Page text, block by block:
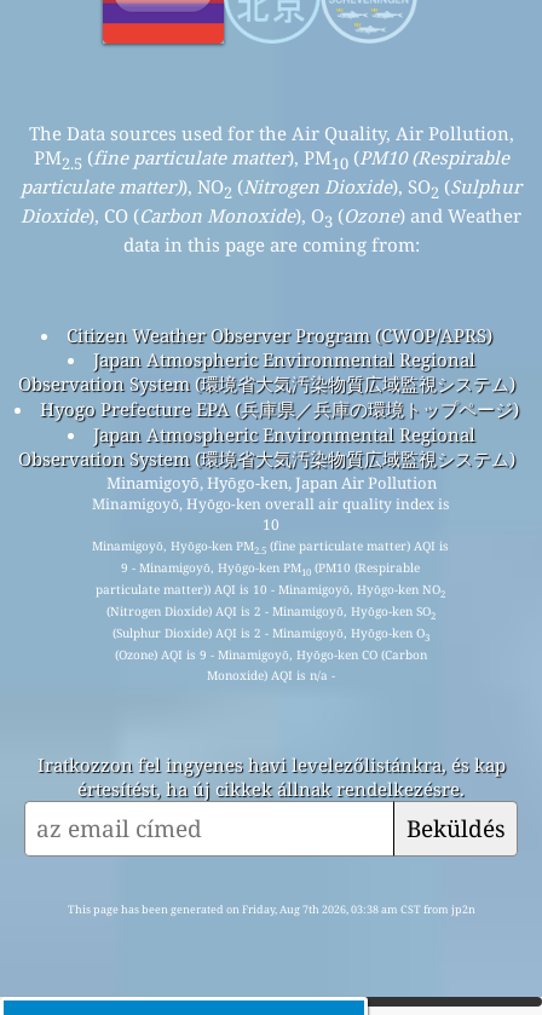
The Data sources used for the Air Quality, Air Pollution,
PM2.5 (fine particulate matter), PM10(PM10 (Respirable
particulate matter)), NO2 (Nitrogen Dioxide), SO2 (Sulphur
Dioxide), CO (Carbon Monoxide), O3 (Ozone) and Weather
data in this page are coming from:
Citizen Weather Observer Program (CWOP/APRS)
Japan Atmospheric Environmental Regional
Observation System (環境省大気汚染物質広域監視システム)
Hyogo Prefecture EPA (兵庫県／兵庫の環境トップページ)
Japan Atmospheric Environmental Regional
Observation System (環境省大気汚染物質広域監視システム)
Minamigoyō, Hyōgo-ken, Japan Air Pollution
Minamigoyō, Hyōgo-ken overall air quality index is
10
Minamigoyō, Hyōgo-ken PM2.5 (fine particulate matter) AQI is
9 - Minamigoyō, Hyōgo-ken PM10 (PM10 (Respirable
particulate matter)) AQI is 10 - Minamigoyō, Hyōgo-ken NO2
(Nitrogen Dioxide) AQI is 2 - Minamigoyō, Hyōgo-ken SO2
(Sulphur Dioxide) AQI is 2 - Minamigoyō, Hyōgo-ken O3
(Ozone) AQI is 9 - Minamigoyō, Hyōgo-ken CO (Carbon
Monoxide) AQI is n/a -
Iratkozzon fel ingyenes havi levelezőlistánkra, és kap
értesítést, ha új cikkek állnak rendelkezésre.
Beküldés
This page has been generated on Friday, Aug 7th 2026, 03:38 am CST from jp2n